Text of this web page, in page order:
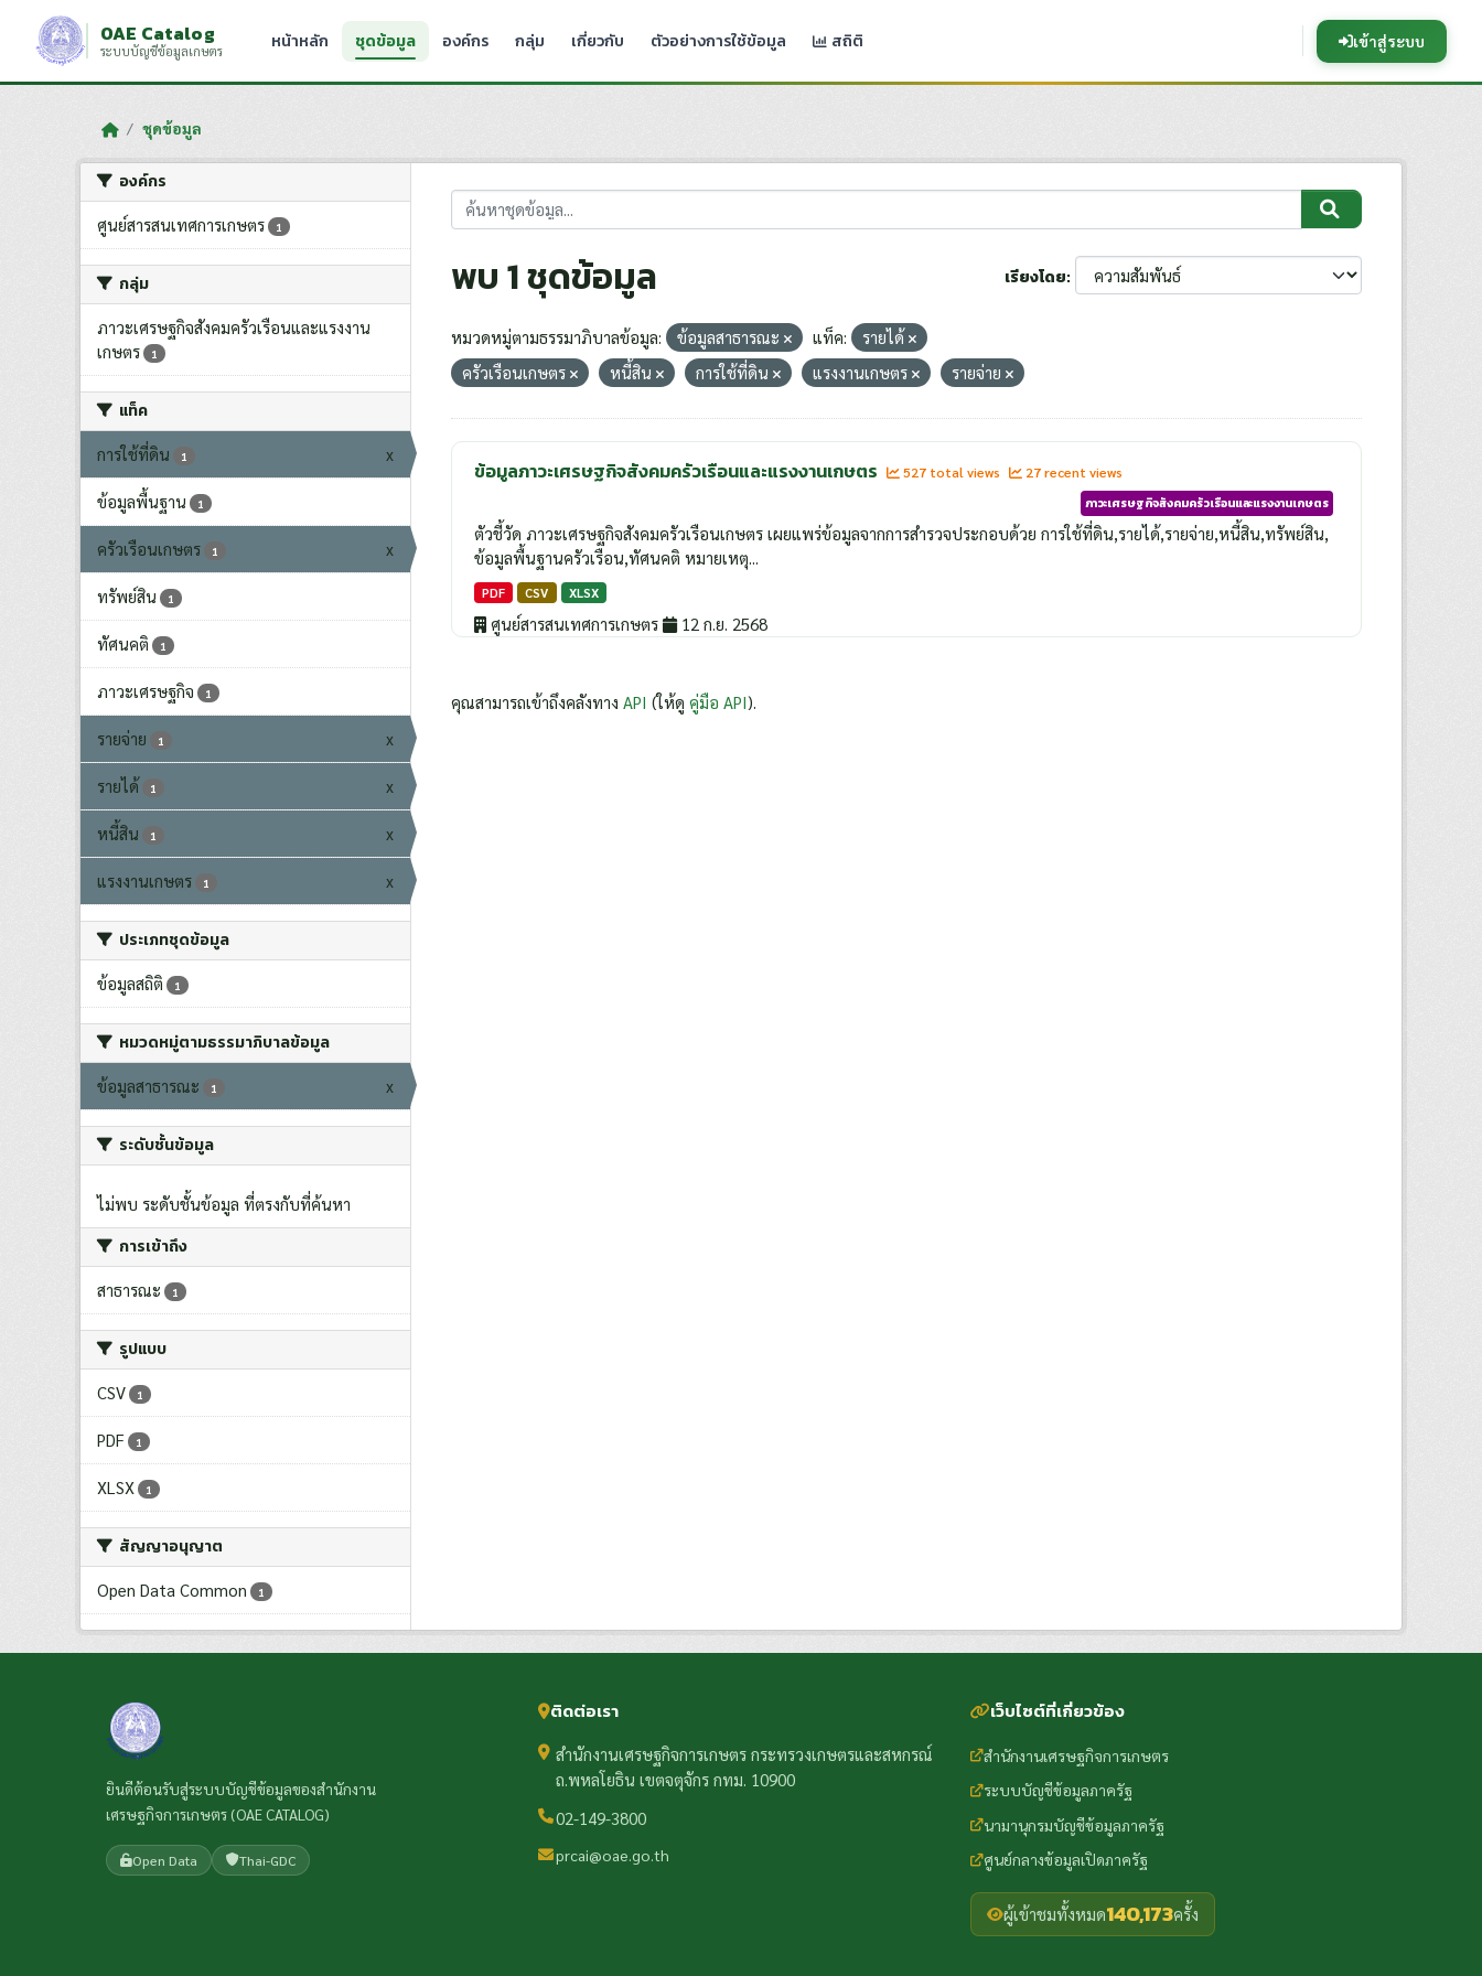
Skip to main content
OAE Catalog
ระบบบัญชีข้อมูลเกษตร หน้าหลัก ชุดข้อมูล องค์กร กลุ่ม เกี่ยวกับ ตัวอย่างการใช้ข้อมูล สถิติ เข้าสู่ระบบ
ชุดข้อมูล
องค์กร
ศูนย์สารสนเทศการเกษตร 1
กลุ่ม
ภาวะเศรษฐกิจสังคมครัวเรือนและแรงงาน
เกษตร
1
แท็ค
การใช้ที่ดิน 1 x
ข้อมูลพื้นฐาน 1
ครัวเรือนเกษตร 1 x
ทรัพย์สิน 1
ทัศนคติ 1
ภาวะเศรษฐกิจ 1
รายจ่าย 1 x
รายได้ 1 x
หนี้สิน 1 x
แรงงานเกษตร 1 x
ประเภทชุดข้อมูล
ข้อมูลสถิติ 1
หมวดหมู่ตามธรรมาภิบาลข้อมูล
ข้อมูลสาธารณะ 1 x
ระดับชั้นข้อมูล
ไม่พบ ระดับชั้นข้อมูล ที่ตรงกับที่ค้นหา
การเข้าถึง
สาธารณะ 1
รูปแบบ
CSV 1
PDF 1
XLSX 1
สัญญาอนุญาต
Open Data Common 1
เรียงโดย
พบ 1 ชุดข้อมูล
หมวดหมู่ตามธรรมาภิบาลข้อมูล: ข้อมูลสาธารณะ แท็ค:
รายได้
ครัวเรือนเกษตร
หนี้สิน การใช้ที่ดิน แรงงานเกษตร รายจ่าย
ข้อมูลภาวะเศรษฐกิจสังคมครัวเรือนและแรงงานเกษตร 527 total views
27 recent views
ภาวะเศรษฐกิจสังคมครัวเรือนและแรงงานเกษตร
ตัวชี้วัด ภาวะเศรษฐกิจสังคมครัวเรือนเกษตร เผยแพร่ข้อมูลจากการสำรวจประกอบด้วย การใช้ที่ดิน,รายได้,รายจ่าย,หนี้สิน,ทรัพย์สิน,
ข้อมูลพื้นฐานครัวเรือน,ทัศนคติ หมายเหตุ...
PDF CSV XLSX
ศูนย์สารสนเทศการเกษตร 12 ก.ย. 2568
คุณสามารถเข้าถึงคลังทาง API (ให้ดู คู่มือ API).
ยินดีต้อนรับสู่ระบบบัญชีข้อมูลของสำนักงาน
เศรษฐกิจการเกษตร (OAE CATALOG)
Open Data Thai-GDC
ติดต่อเรา
สำนักงานเศรษฐกิจการเกษตร กระทรวงเกษตรและสหกรณ์
ถ.พหลโยธิน เขตจตุจักร กทม. 10900
02-149-3800
prcai@oae.go.th
เว็บไซต์ที่เกี่ยวข้อง
สำนักงานเศรษฐกิจการเกษตร
ระบบบัญชีข้อมูลภาครัฐ
นามานุกรมบัญชีข้อมูลภาครัฐ
ศูนย์กลางข้อมูลเปิดภาครัฐ
ผู้เข้าชมทั้งหมด140,173ครั้ง